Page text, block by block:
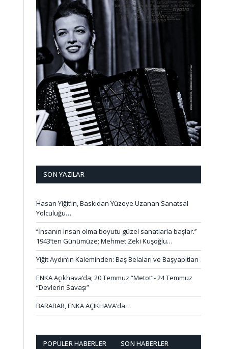
SON YAZILAR
Hasan Yiğit’in, Baskıdan Yüzeye Uzanan Sanatsal
Yolculuğu…
‘’İnsanın insan olma boyutu güzel sanatlarla başlar.’’
1943’ten Günümüze; Mehmet Zeki Kuşoğlu…
Yiğit Aydın’ın Kaleminden: Baş Belaları ve Başyapıtları
ENKA Açıkhava’da; 20 Temmuz “Metot”- 24 Temmuz
“Devlerin Savaşı”
BARABAR, ENKA AÇIKHAVA’da…
POPÜLER HABERLER SON HABERLER